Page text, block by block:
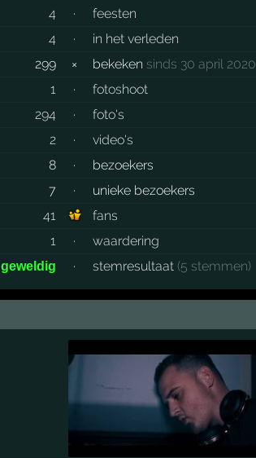
4 ·
feesten
4
·
in het verleden
299
× bekeken sinds 30 april 2020
1
·
fotoshoot
294
·
foto's
2
·
video's
8
·
bezoekers
7
·
unieke bezoekers
41
fans
1
· waardering
geweldig · stemresultaat (5 stemmen)